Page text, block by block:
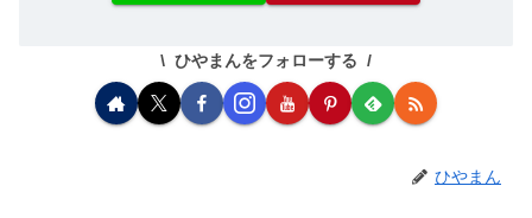
ひやまんをフォローする
ひやまん